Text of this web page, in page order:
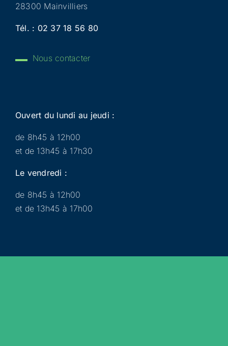
28300 Mainvilliers
Tél. : 02 37 18 56 80
Nous contacter
Ouvert du lundi au jeudi :
de 8h45 à 12h00
et de 13h45 à 17h30
Le vendredi :
de 8h45 à 12h00
et de 13h45 à 17h00